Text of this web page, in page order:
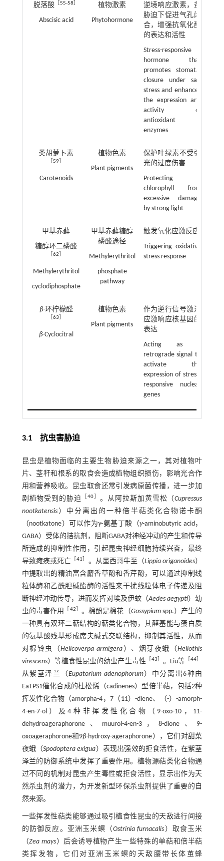
脱落酸［ 55-58
Abscisic acid
植物激素
Phytohormone
逆境响应激素，盐
胁迫下促进气孔闭
合，增强抗氧化酶
的表达和活性
Stress-responsive
hormone that
promotes stomatal
closure under salt
stress and enhances
the expression and
activity of
antioxidant
enzymes
类胡萝卜素
［59
Carotenoids
植物色素
Plant pigments
保护叶绿素不受强
光的过度伤害
Protecting
chlorophyll from
excessive damage
by strong light
甲基赤藓
糖醇环二磷酸
［62
Methylerythritol
cyclodiphosphate
甲基赤藓糖醇
磷酸途径
Methylerythritol
phosphate
pathway
触发氧化应激反应
Triggering oxidative
stress response
β-环柠檬醛
［63
β-Cyclocitral
植物色素
Plant pigments
作为逆行信号激活
应激响应核基因的
表达
Acting as a
retrograde signal to
activate the
expression of stress-
responsive nuclear
genes
3.1抗虫害胁迫
昆虫是植物面临的主要生物胁迫来源之一，其对植物叶
片、茎秆和根系的取食会造成植物组织损伤，影响光合作
用和营养吸收。昆虫取食还常引发病原菌传播，进一步加
剧植物受到的胁迫
［40 。从阿拉斯加黄雪松（Cupressus
nootkatensis）中分离出的一种倍半萜类化合物诺卡酮
（nootkatone）可以作为γ-氨基丁酸（γ-aminobutyric acid，
GABA）受体的拮抗剂，阻断GABA对神经冲动的产生和传导
所造成的抑制性作用，引起昆虫神经细胞持续兴奋，最终
导致瘫痪或死亡 ［41 。从墨西哥牛至（Lippia origanoides）
中提取出的精油富含麝香草酚和香芹酚，可以通过抑制线
粒体酶和乙酰胆碱酯酶的活性来干扰线粒体电子传递及阻
断神经冲动传导，进而发挥对埃及伊蚊（Aedes aegypti）幼
虫的毒害作用
42 。棉酚是棉花（Gossypiumspp.）产生的
一种具有双环二萜结构的萜类化合物，其醛基能与蛋白质
的氨基酸残基形成席夫碱式交联结构，抑制其活性，从而
对棉铃虫（Helicoverpa armigera）、烟芽夜蛾（Heliothis
virescens）等植食性昆虫的幼虫产生毒性 43 。Liu等 ［44
从紫茎泽兰（Eupatorium adenophorum）中分离出6种由
EaTPS1催化合成的杜松烯（cadinenes）型倍半萜，包括2种
挥发性化合物（amorpha-4，7（11）-diene、（-）-amorph-
4-en-7-ol）及4种非挥发性化合物（9-oxo-10，11-
dehydroageraphorone、muurol-4-en-3，8-dione、9-
oxoageraphorone和9β-hydroxy-ageraphorone），它们对甜菜
夜蛾（Spodoptera exigua）表现出强效的拒食活性，在紫茎
泽兰的防御系统中发挥了重要作用。植物源萜类化合物通
过不同的机制对昆虫产生毒性或拒食活性，显示出作为天
然杀虫剂的潜力，为开发新型环保杀虫剂提供了重要的自
然来源。
一些挥发性萜类能够通过吸引植食性昆虫的天敌进行间接
的防御反应。亚洲玉米螟（Ostrinia furnacalis ）取食玉米
（Zea mays）后会诱导植物产生一些特殊的单萜和倍半萜
类挥发物，它们对亚洲玉米螟的天敌腰带长体茧蜂